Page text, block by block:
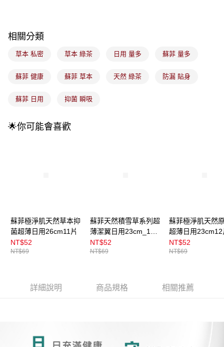
4.訂單成立30分鐘內，如未前往確認交易或遇審核未通過，訂單將自動取
消。如遇「轉專審核」未通過狀況，表示未達大哥付你分期系統評分，恕無
【繳款方式說明】
醒簡訊。
1.本服務係由「台灣大哥大股份有限公司」（以下簡稱本公司）所提供，讓
用戶於交易時，得透過本服務購買商品或服務，並由商店將買賣／分期付款
每筆NT$100，滿NT$899(含以上)免運費
付款後全家取貨
每筆NT$100，滿NT$899(含以上)免運費
付款後7-11取貨
付款後門市自取
每筆NT$100，滿NT$399(含以上)免運費
相關分類
草本 私密 草本 綠茶 日用 量多 蘇菲 量多
蘇菲 健康 蘇菲 草本 天然 綠茶 防漏 貼身
蘇菲 日用 抑菌 瞬吸
🌟你可能會喜歡
蘇菲極淨肌天然草本抑
菌超薄日用26cm11片
NT$52
NT$69
蘇菲天然積雪草系列超
薄潔翼日用23cm_12
片
NT$52
NT$69
蘇菲極淨肌天然
超薄日用23cm12
NT$52
NT$69
詳細說明 商品規格 相關推薦